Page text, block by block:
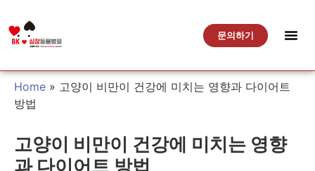
문의하기
Home » 고양이 비만이 건강에 미치는 영향과 다이어트
방법
고양이 비만이 건강에 미치는 영향
과 다이어트 방법